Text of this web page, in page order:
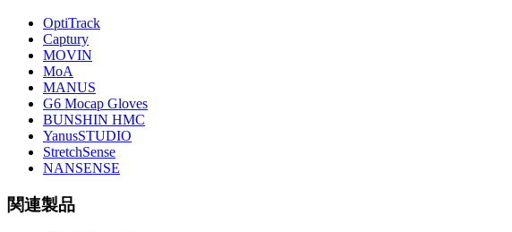
OptiTrack
Captury
MOVIN
MoA
MANUS
G6 Mocap Gloves
BUNSHIN HMC
YanusSTUDIO
StretchSense
NANSENSE
関連製品